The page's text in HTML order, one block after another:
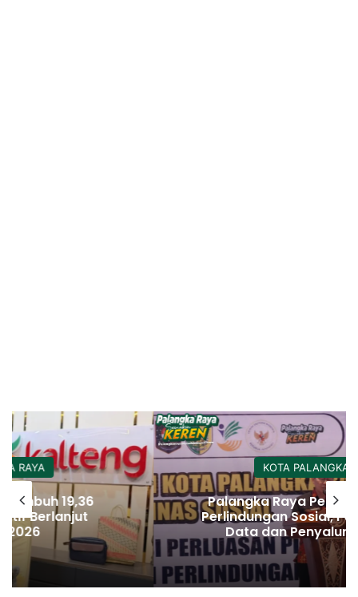
KOTA PALANGKA RAYA
Palangka Raya Perluas Digitalisasi
Perlindungan Sosial, Perkuat Akurasi
Data dan Penyaluran Bansos